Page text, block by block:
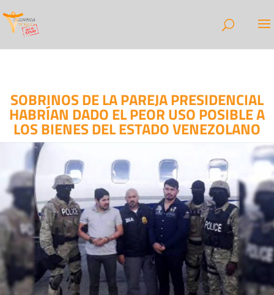
SOBRINOS DE LA PAREJA PRESIDENCIAL
HABRÍAN DADO EL PEOR USO POSIBLE A
LOS BIENES DEL ESTADO VENEZOLANO